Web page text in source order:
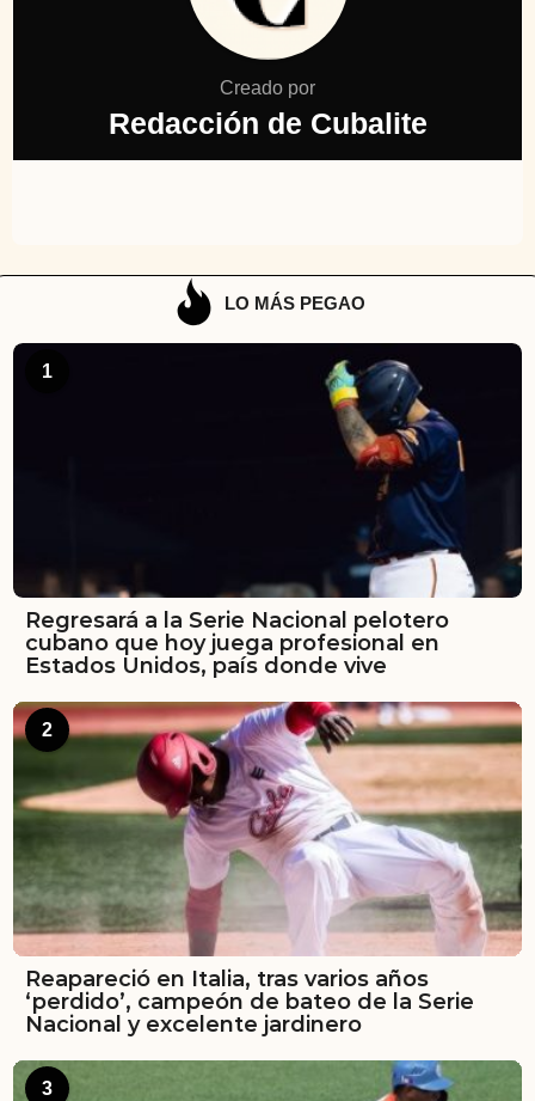
Creado por
Redacción de Cubalite
LO MÁS PEGAO
1
Regresará a la Serie Nacional pelotero
cubano que hoy juega profesional en
Estados Unidos, país donde vive
2
Reapareció en Italia, tras varios años
‘perdido’, campeón de bateo de la Serie
Nacional y excelente jardinero
3